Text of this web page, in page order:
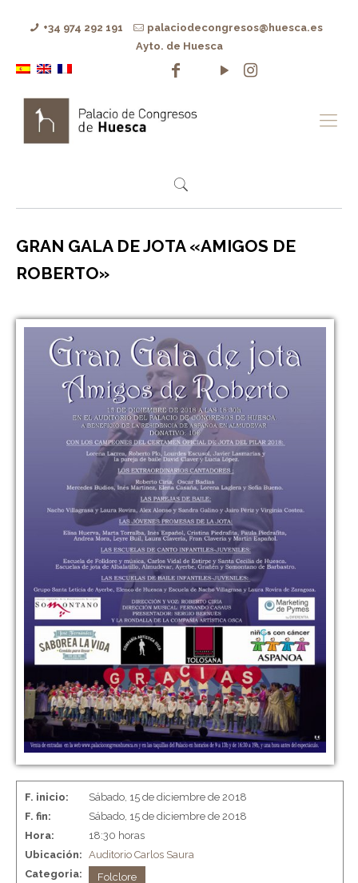
+34 974 292 191
palaciodecongresos@huesca.es
Ayto. de Huesca
GRAN GALA DE JOTA «AMIGOS DE
ROBERTO»
F. inicio:
Sábado, 15 de diciembre de 2018
F. fin:
Sábado, 15 de diciembre de 2018
Hora:
18:30 horas
Ubicación: Auditorio Carlos Saura
Categoria:
Folclore